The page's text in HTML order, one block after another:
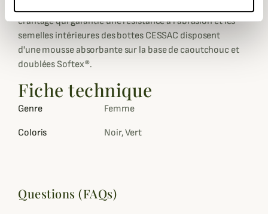
crantage qui garantie une résistance à l'abrasion et les
semelles intérieures des bottes CESSAC disposent
d'une mousse absorbante sur la base de caoutchouc et
doublées Softex®.
Fiche technique
Genre Femme
Coloris Noir, Vert
Questions (FAQs)